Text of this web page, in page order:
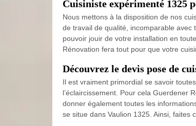
Cuisiniste expérimenté 1325
Nous mettons à la disposition de nos
de travail de qualité, incomparable
pouvoir jouir de votre installation en
Rénovation fera tout pour que votre
Découvrez le devis pose de
Il est vraiment primordial se savoir
l’éclaircissement. Pour cela Guerdener
donner également toutes les
se situe dans Vaulion 1325. Ainsi, faites